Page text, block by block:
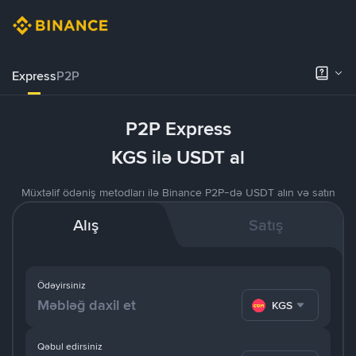
ExpressP2P
P2P Express
KGS ilə USDT al
Müxtəlif ödəniş metodları ilə Binance P2P-də USDT alın və satın
Alış Satış
Ödəyirsiniz
KGS
Qəbul edirsiniz